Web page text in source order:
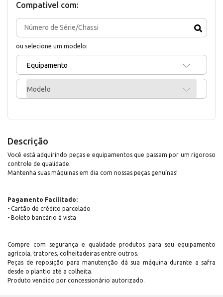
Compativel com:
ou selecione um modelo:
Equipamento
Modelo
Descrição
Você está adquirindo peças e equipamentos que passam por um rigoroso
controle de qualidade.
Mantenha suas máquinas em dia com nossas peças genuínas!
Pagamento Facilitado:
- Cartão de crédito parcelado
- Boleto bancário à vista
Compre com segurança e qualidade produtos para seu equipamento
agrícola, tratores, colheitadeiras entre outros.
Peças de reposição para manutenção dá sua máquina durante a safra
desde o plantio até a colheita.
Produto vendido por concessionário autorizado.